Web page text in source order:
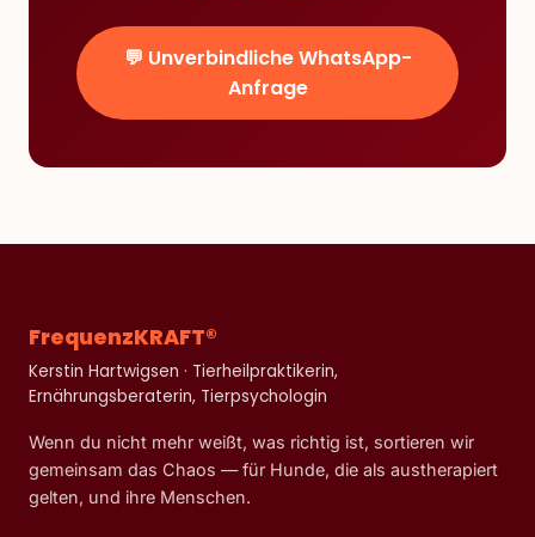
💬 Unverbindliche WhatsApp-
Anfrage
FrequenzKRAFT®
Kerstin Hartwigsen · Tierheilpraktikerin,
Ernährungsberaterin, Tierpsychologin
Wenn du nicht mehr weißt, was richtig ist, sortieren wir
gemeinsam das Chaos — für Hunde, die als austherapiert
gelten, und ihre Menschen.